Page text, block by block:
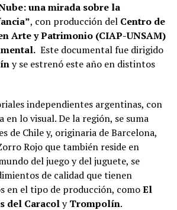
una mirada sobre la
, con producción del Centro de
Arte y Patrimonio (CIAP-UNSAM)
Este documental fue dirigido
y se estrenó este año en distintos
independientes argentinas, con
en lo visual. De la región, se suma
de Chile y, originaria de Barcelona,
Rojo que también reside en
del juego y del juguete, se
de calidad que tienen
en el tipo de producción, comoEl
del CaracolyTrompolín.